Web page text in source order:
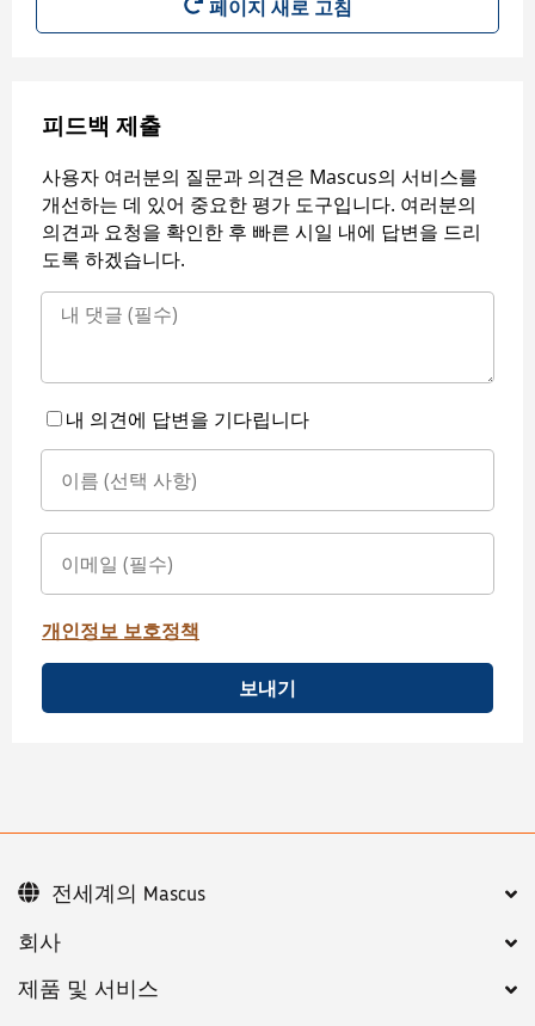
페이지 새로 고침
피드백 제출
사용자 여러분의 질문과 의견은 Mascus의 서비스를
개선하는 데 있어 중요한 평가 도구입니다. 여러분의
의견과 요청을 확인한 후 빠른 시일 내에 답변을 드리
도록 하겠습니다.
내 의견에 답변을 기다립니다
개인정보 보호정책
보내기
회사
제품 및 서비스
전세계의 Mascus